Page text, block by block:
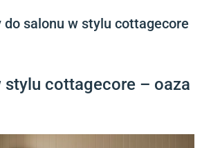
do salonu w stylu cottagecore
stylu cottagecore – oaza